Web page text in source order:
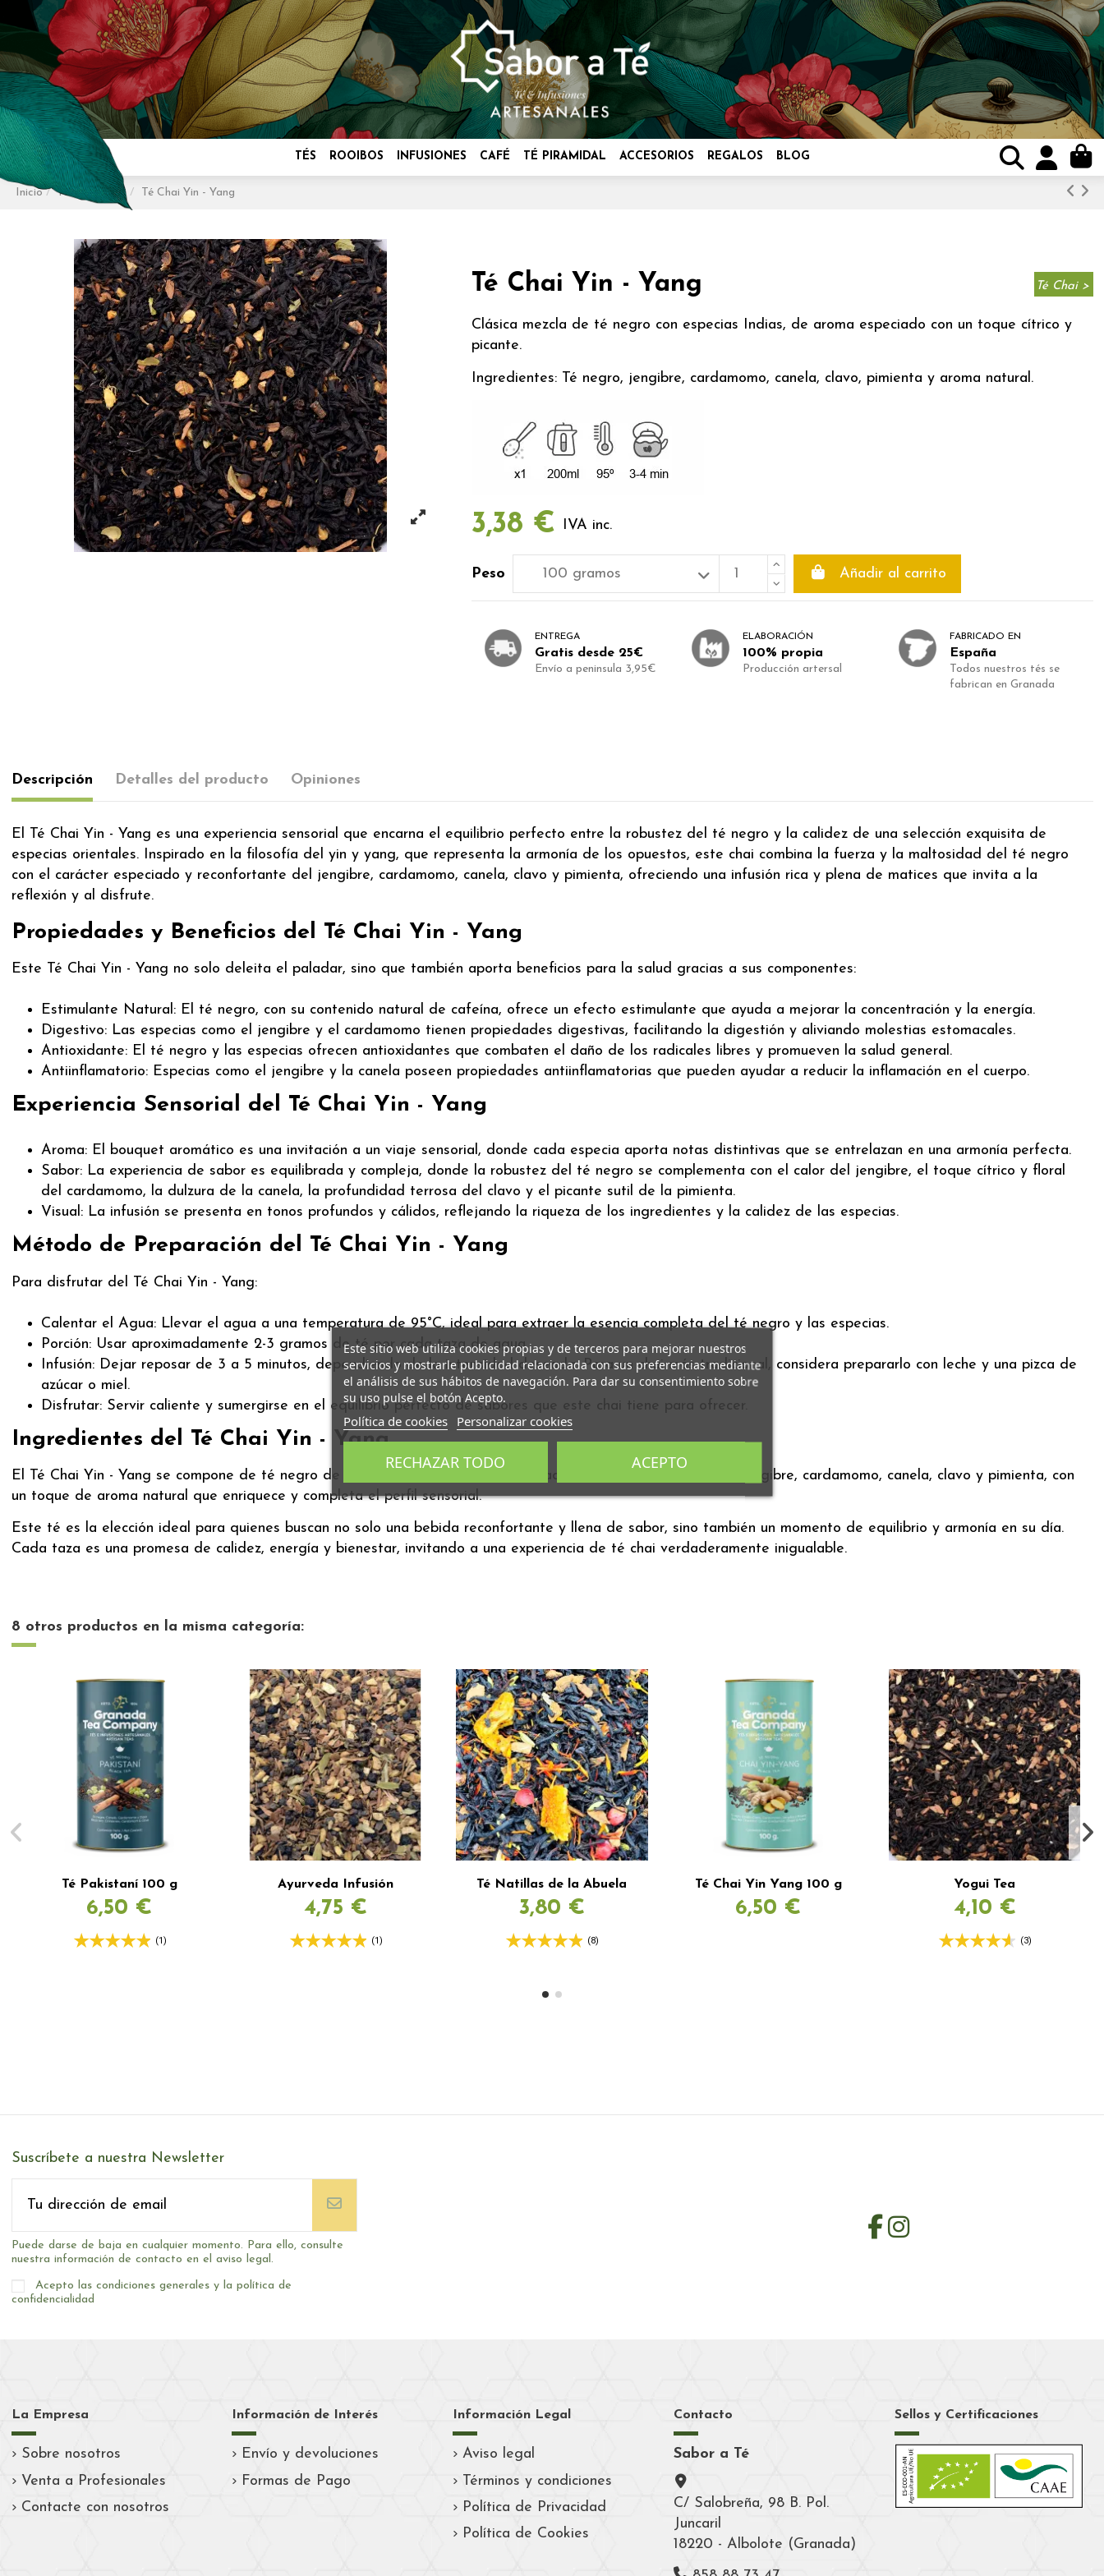
TÉS ROOIBOS INFUSIONES CAFÉ TÉ PIRAMIDAL ACCESORIOS REGALOS BLOG
Inicio Tés Té Chai Té Chai Yin - Yang
Té Chai Yin - Yang Té Chai >
Clásica mezcla de té negro con especias Indias, de aroma especiado con un toque cítrico y
picante.
Ingredientes: Té negro, jengibre, cardamomo, canela, clavo, pimienta y aroma natural.
3,38 € IVA inc.
Peso Añadir al carrito
ENTREGA
Gratis desde 25€
Envío a peninsula 3,95€
ELABORACIÓN
100% propia
Producción artersal
FABRICADO EN
España
Todos nuestros tés se
fabrican en Granada
Descripción Detalles del producto Opiniones
El Té Chai Yin - Yang es una experiencia sensorial que encarna el equilibrio perfecto entre la robustez del té negro y la calidez de una selección exquisita de
especias orientales. Inspirado en la filosofía del yin y yang, que representa la armonía de los opuestos, este chai combina la fuerza y la maltosidad del té negro
con el carácter especiado y reconfortante del jengibre, cardamomo, canela, clavo y pimienta, ofreciendo una infusión rica y plena de matices que invita a la
reflexión y al disfrute.
Propiedades y Beneficios del Té Chai Yin - Yang
Este Té Chai Yin - Yang no solo deleita el paladar, sino que también aporta beneficios para la salud gracias a sus componentes:
Estimulante Natural: El té negro, con su contenido natural de cafeína, ofrece un efecto estimulante que ayuda a mejorar la concentración y la energía.
Digestivo: Las especias como el jengibre y el cardamomo tienen propiedades digestivas, facilitando la digestión y aliviando molestias estomacales.
Antioxidante: El té negro y las especias ofrecen antioxidantes que combaten el daño de los radicales libres y promueven la salud general.
Antiinflamatorio: Especias como el jengibre y la canela poseen propiedades antiinflamatorias que pueden ayudar a reducir la inflamación en el cuerpo.
Experiencia Sensorial del Té Chai Yin - Yang
Aroma: El bouquet aromático es una invitación a un viaje sensorial, donde cada especia aporta notas distintivas que se entrelazan en una armonía perfecta.
Sabor: La experiencia de sabor es equilibrada y compleja, donde la robustez del té negro se complementa con el calor del jengibre, el toque cítrico y floral
del cardamomo, la dulzura de la canela, la profundidad terrosa del clavo y el picante sutil de la pimienta.
Visual: La infusión se presenta en tonos profundos y cálidos, reflejando la riqueza de los ingredientes y la calidez de las especias.
Método de Preparación del Té Chai Yin - Yang
Para disfrutar del Té Chai Yin - Yang:
Calentar el Agua: Llevar el agua a una temperatura de 95°C, ideal para extraer la esencia completa del té negro y las especias.
Porción: Usar aproximadamente 2-3 gramos de té por cada taza de agua.
Infusión: Dejar reposar de 3 a 5 minutos, dependiendo de la intensidad deseada. Para un chai más tradicional, considera prepararlo con leche y una pizca de
azúcar o miel.
Disfrutar: Servir caliente y sumergirse en el equilibrio perfecto de sabores que este chai tiene para ofrecer.
Ingredientes del Té Chai Yin - Yang
El Té Chai Yin - Yang se compone de té negro de alta calidad y una mezcla cuidadosamente seleccionada de jengibre, cardamomo, canela, clavo y pimienta, con
un toque de aroma natural que enriquece y completa el perfil sensorial.
Este té es la elección ideal para quienes buscan no solo una bebida reconfortante y llena de sabor, sino también un momento de equilibrio y armonía en su día.
Cada taza es una promesa de calidez, energía y bienestar, invitando a una experiencia de té chai verdaderamente inigualable.
8 otros productos en la misma categoría:
Té Pakistaní 100 g
6,50 €
(1)
Ayurveda Infusión
4,75 €
(1)
Té Natillas de la Abuela
3,80 €
(8)
Té Chai Yin Yang 100 g
6,50 €
Yogui Tea
4,10 €
(3)
Suscríbete a nuestra Newsletter
Puede darse de baja en cualquier momento. Para ello, consulte
nuestra información de contacto en el aviso legal.
Acepto las condiciones generales y la política de
confidencialidad
La Empresa
Sobre nosotros
Venta a Profesionales
Contacte con nosotros
Información de Interés
Envío y devoluciones
Formas de Pago
Información Legal
Aviso legal
Términos y condiciones
Política de Privacidad
Política de Cookies
Contacto
Sabor a Té
C/ Salobreña, 98 B. Pol.
Juncaril
18220 - Albolote (Granada)
Sellos y Certificaciones
Este sitio web utiliza cookies propias y de terceros para mejorar nuestros
servicios y mostrarle publicidad relacionada con sus preferencias mediante
el análisis de sus hábitos de navegación. Para dar su consentimiento sobre
su uso pulse el botón Acepto.
Política de cookies Personalizar cookies
RECHAZAR TODO ACEPTO